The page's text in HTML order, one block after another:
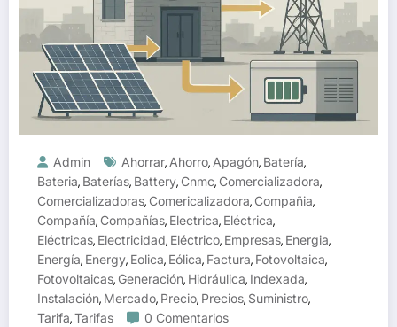
Admin Ahorrar, Ahorro, Apagón, Batería,
Bateria, Baterías, Battery, Cnmc, Comercializadora,
Comercializadoras, Comericalizadora, Compañia,
Compañía, Compañías, Electrica, Eléctrica,
Eléctricas, Electricidad, Eléctrico, Empresas, Energia,
Energía, Energy, Eolica, Eólica, Factura, Fotovoltaica,
Fotovoltaicas, Generación, Hidráulica, Indexada,
Instalación, Mercado, Precio, Precios, Suministro,
Tarifa,Tarifas 0 Comentarios